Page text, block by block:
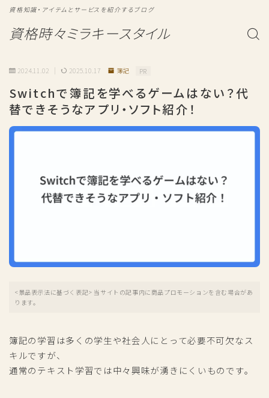
資格時々ミラキースタイル
資格知識・アイテムとサービスを紹介するブログ
2024.11.02 2025.10.17 簿記 PR
Switchで簿記を学べるゲームはない？代
替できそうなアプリ・ソフト紹介！
<景品表示法に基づく表記> 当サイトの記事内に商品プロモーションを含む場合があ
ります。
簿記の学習は多くの学生や社会人にとって必要不可欠なス
キルですが、
通常のテキスト学習では中々興味が湧きにくいものです。